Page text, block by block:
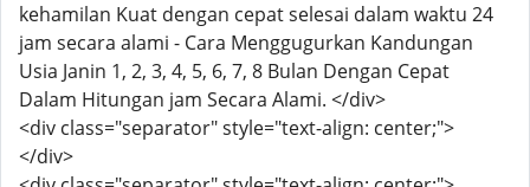
kehamilan Kuat dengan cepat selesai dalam waktu 24
jam secara alami - Cara Menggugurkan Kandungan
Usia Janin 1, 2, 3, 4, 5, 6, 7, 8 Bulan Dengan Cepat
Dalam Hitungan jam Secara Alami. </div>
<div class="separator" style="text-align: center;">
</div>